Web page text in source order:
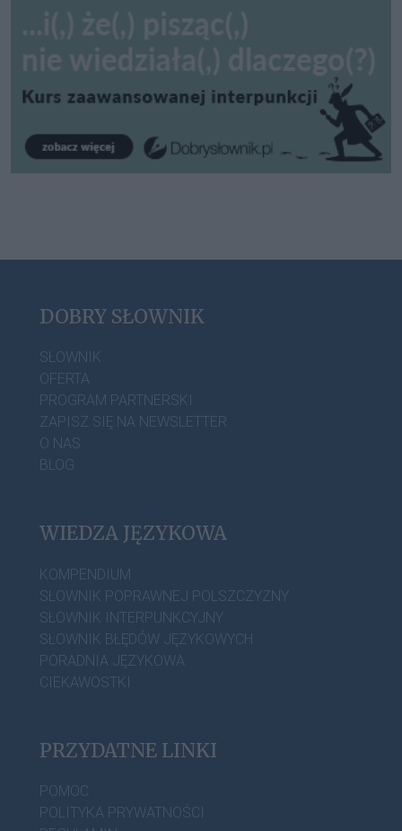
DOBRY SŁOWNIK
SŁOWNIK
OFERTA
PROGRAM PARTNERSKI
ZAPISZ SIĘ NA NEWSLETTER
O NAS
BLOG
WIEDZA JĘZYKOWA
KOMPENDIUM
SŁOWNIK POPRAWNEJ POLSZCZYZNY
SŁOWNIK INTERPUNKCYJNY
SŁOWNIK BŁĘDÓW JĘZYKOWYCH
PORADNIA JĘZYKOWA
CIEKAWOSTKI
PRZYDATNE LINKI
POMOC
POLITYKA PRYWATNOŚCI